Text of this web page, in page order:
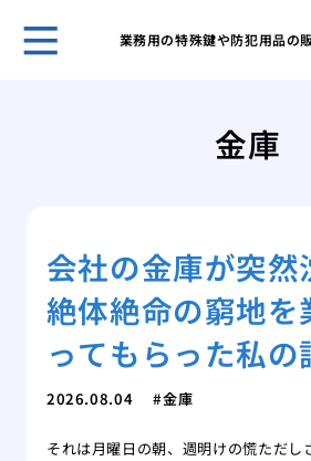
業務用の特殊鍵や防犯用品の
金庫
会社の金庫が突然
絶体絶命の窮地を
ってもらった私の
2026.08.04 金庫
それは月曜日の朝、週明けの慌ただし